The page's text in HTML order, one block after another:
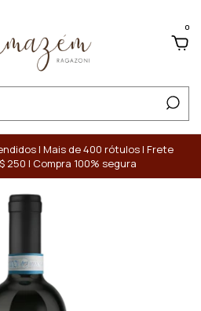
0
| Mais de 400 rótulos | Frete
250 | Compra 100% segura